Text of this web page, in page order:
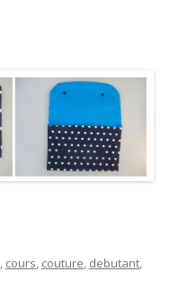
cours couture debutant